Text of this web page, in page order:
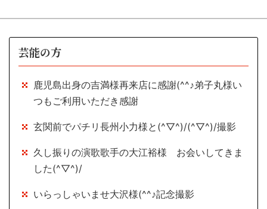
芸能の方
鹿児島出身の吉満様再来店に感謝(^^♪弟子丸様い
つもご利用いただき感謝
玄関前でパチリ長州小力様と(^▽^)/(^▽^)/撮影
久し振りの演歌歌手の大江裕様 お会いしてきま
した(^▽^)/
いらっしゃいませ大沢様(^^♪記念撮影